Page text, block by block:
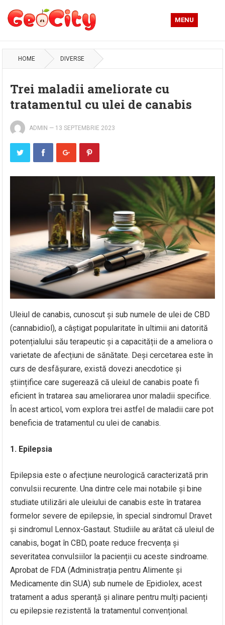
MENU
HOME DIVERSE
Trei maladii ameliorate cu
tratamentul cu ulei de canabis
ADMIN — 13 SEPTEMBRIE 2023
Uleiul de canabis, cunoscut și sub numele de ulei de CBD
(cannabidiol), a câștigat popularitate în ultimii ani datorită
potențialului său terapeutic și a capacității de a ameliora o
varietate de afecțiuni de sănătate. Deși cercetarea este în
curs de desfășurare, există dovezi anecdotice și
științifice care sugerează că uleiul de canabis poate fi
eficient în tratarea sau ameliorarea unor maladii specifice.
În acest articol, vom explora trei astfel de maladii care pot
beneficia de tratamentul cu ulei de canabis.
1. Epilepsia
Epilepsia este o afecțiune neurologică caracterizată prin
convulsii recurente. Una dintre cele mai notabile și bine
studiate utilizări ale uleiului de canabis este în tratarea
formelor severe de epilepsie, în special sindromul Dravet
și sindromul Lennox-Gastaut. Studiile au arătat că uleiul de
canabis, bogat în CBD, poate reduce frecvența și
severitatea convulsiilor la pacienții cu aceste sindroame.
Aprobat de FDA (Administrația pentru Alimente și
Medicamente din SUA) sub numele de Epidiolex, acest
tratament a adus speranță și alinare pentru mulți pacienți
cu epilepsie rezistentă la tratamentul convențional.